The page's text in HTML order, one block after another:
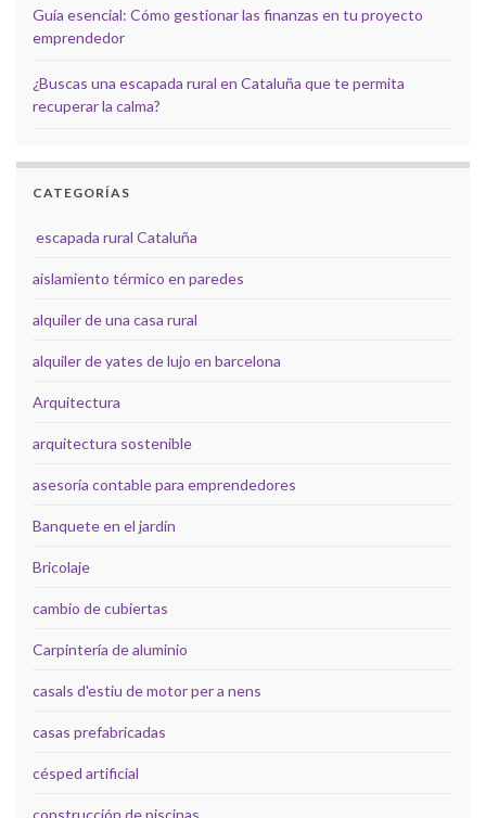
Guía esencial: Cómo gestionar las finanzas en tu proyecto
emprendedor
¿Buscas una escapada rural en Cataluña que te permita
recuperar la calma?
CATEGORÍAS
escapada rural Cataluña
aislamiento térmico en paredes
alquiler de una casa rural
alquiler de yates de lujo en barcelona
Arquitectura
arquitectura sostenible
asesoría contable para emprendedores
Banquete en el jardín
Bricolaje
cambio de cubiertas
Carpintería de aluminio
casals d'estiu de motor per a nens
casas prefabricadas
césped artificial
construcción de piscinas